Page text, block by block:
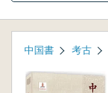
中国書 考古